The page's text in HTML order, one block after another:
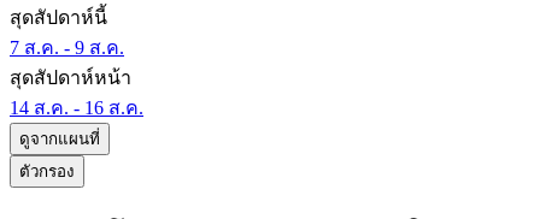
สุดสัปดาห์นี้
7 ส.ค. - 9 ส.ค.
สุดสัปดาห์หน้า
14 ส.ค. - 16 ส.ค.
ดูจากแผนที่
ตัวกรอง